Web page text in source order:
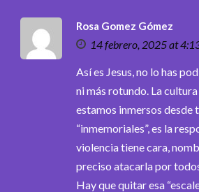
Rosa Gomez Gómez
14 febrero, 2025 at
Así es Jesus, no lo has
ni más rotundo. La
estamos inmersos desde
“inmemoriales”, es la
violencia tiene cara,
preciso atacarla por
Hay que quitar esa